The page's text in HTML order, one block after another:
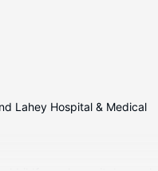
Lahey Hospital & Medical